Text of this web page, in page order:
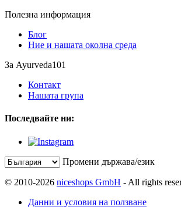
Полезна информация
Блог
Ние и нашата околна среда
За Ayurveda101
Контакт
Нашата група
Последвайте ни:
Промени държава/език
© 2010-2026 niceshops GmbH - All rights
Данни и условия на ползване